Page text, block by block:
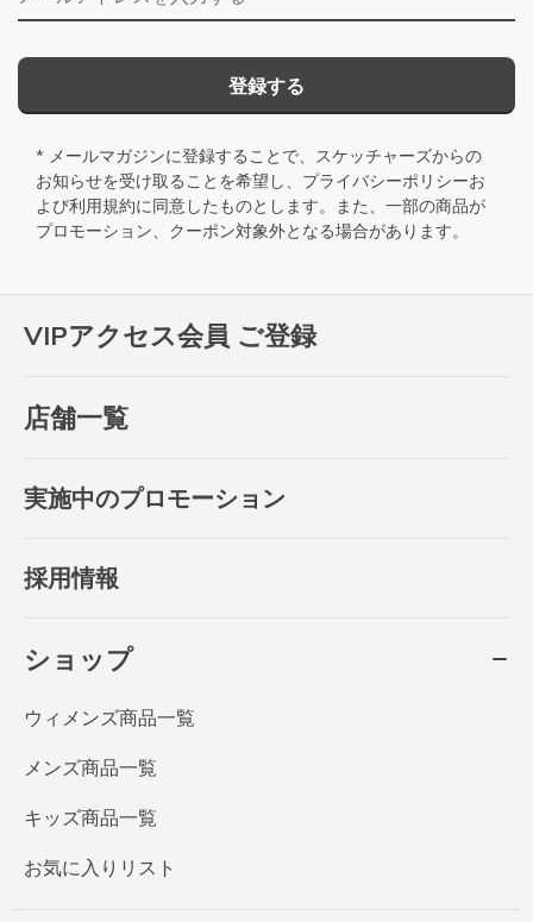
VIPアクセス会員 ご登録
店舗一覧
実施中のプロモーション
採用情報
ショップ
ウィメンズ商品一覧
メンズ商品一覧
キッズ商品一覧
お気に入りリスト
登録する
* メールマガジンに登録することで、スケッチャーズからの
お知らせを受け取ることを希望し、 プライバシーポリシーお
よび利用規約に同意したものとします。また、一部の商品が
プロモーション、クーポン対象外となる場合があります。